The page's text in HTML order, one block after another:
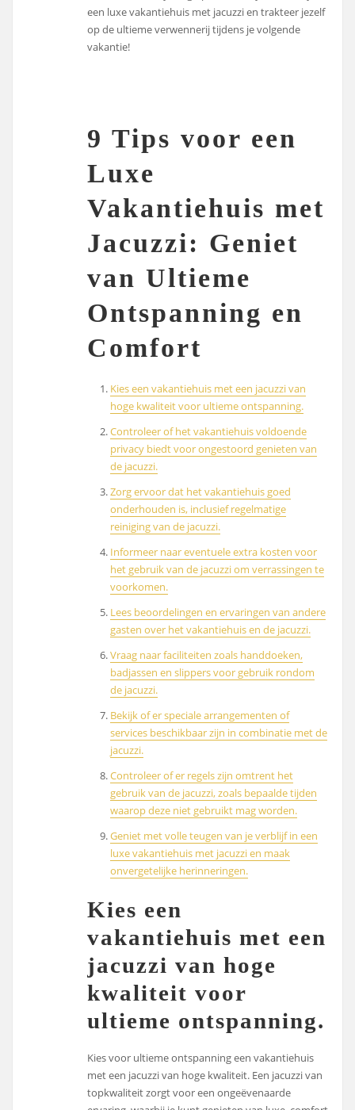
een luxe vakantiehuis met jacuzzi en trakteer jezelf
op de ultieme verwennerij tijdens je volgende
vakantie!
9 Tips voor een
Luxe
Vakantiehuis met
Jacuzzi: Geniet
van Ultieme
Ontspanning en
Comfort
Kies een vakantiehuis met een jacuzzi van
hoge kwaliteit voor ultieme ontspanning.
Controleer of het vakantiehuis voldoende
privacy biedt voor ongestoord genieten van
de jacuzzi.
Zorg ervoor dat het vakantiehuis goed
onderhouden is, inclusief regelmatige
reiniging van de jacuzzi.
Informeer naar eventuele extra kosten voor
het gebruik van de jacuzzi om verrassingen te
voorkomen.
Lees beoordelingen en ervaringen van andere
gasten over het vakantiehuis en de jacuzzi.
Vraag naar faciliteiten zoals handdoeken,
badjassen en slippers voor gebruik rondom
de jacuzzi.
Bekijk of er speciale arrangementen of
services beschikbaar zijn in combinatie met de
jacuzzi.
Controleer of er regels zijn omtrent het
gebruik van de jacuzzi, zoals bepaalde tijden
waarop deze niet gebruikt mag worden.
Geniet met volle teugen van je verblijf in een
luxe vakantiehuis met jacuzzi en maak
onvergetelijke herinneringen.
Kies een
vakantiehuis met een
jacuzzi van hoge
kwaliteit voor
ultieme ontspanning.
Kies voor ultieme ontspanning een vakantiehuis
met een jacuzzi van hoge kwaliteit. Een jacuzzi van
topkwaliteit zorgt voor een ongeëvenaarde